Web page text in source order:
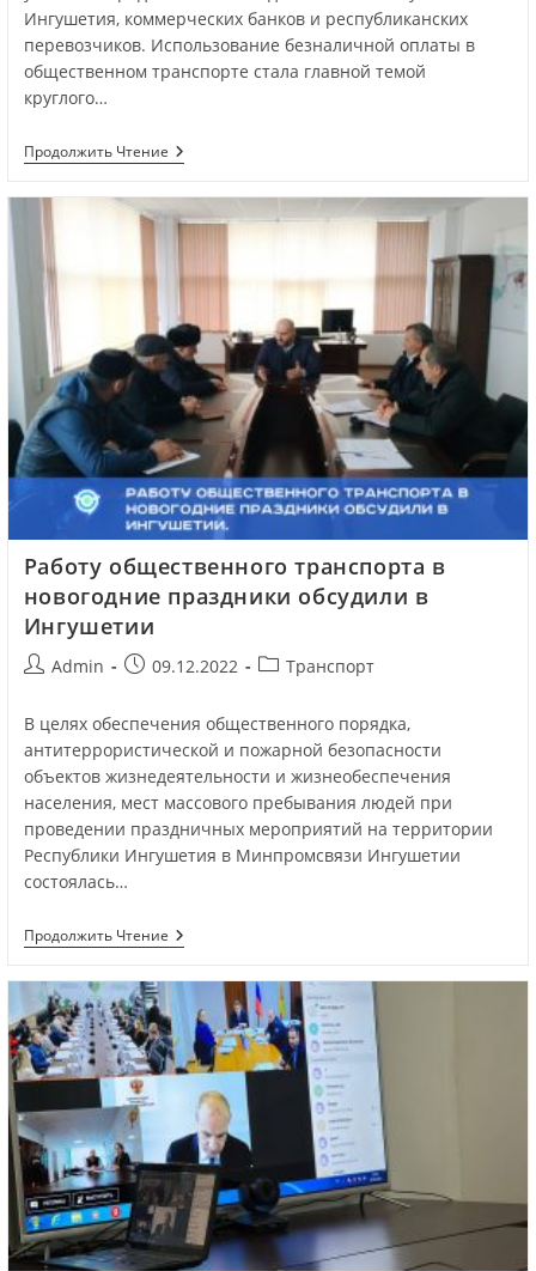
Ингушетия, коммерческих банков и республиканских
перевозчиков. Использование безналичной оплаты в
общественном транспорте стала главной темой
круглого…
Продолжить Чтение
Работу общественного транспорта в
новогодние праздники обсудили в
Ингушетии
Admin 09.12.2022 Транспорт
В целях обеспечения общественного порядка,
антитеррористической и пожарной безопасности
объектов жизнедеятельности и жизнеобеспечения
населения, мест массового пребывания людей при
проведении праздничных мероприятий на территории
Республики Ингушетия в Минпромсвязи Ингушетии
состоялась…
Продолжить Чтение